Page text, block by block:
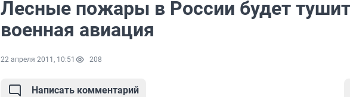
Лесные пожары в России будет
военная авиация
22 апреля 2011, 10:51 208
Написать комментарий